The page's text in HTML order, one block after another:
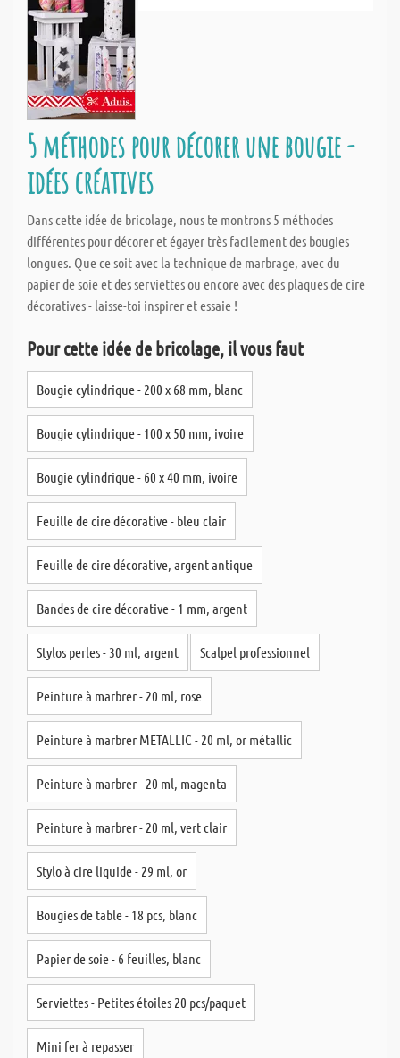
5 méthodes pour décorer une bougie -
idées créatives
Dans cette idée de bricolage, nous te montrons 5 méthodes
différentes pour décorer et égayer très facilement des bougies
longues. Que ce soit avec la technique de marbrage, avec du
papier de soie et des serviettes ou encore avec des plaques de cire
décoratives - laisse-toi inspirer et essaie !
Pour cette idée de bricolage, il vous faut
Bougie cylindrique - 200 x 68 mm, blanc
Bougie cylindrique - 100 x 50 mm, ivoire
Bougie cylindrique - 60 x 40 mm, ivoire
Feuille de cire décorative - bleu clair
Feuille de cire décorative, argent antique
Bandes de cire décorative - 1 mm, argent
Stylos perles - 30 ml, argent Scalpel professionnel
Peinture à marbrer - 20 ml, rose
Peinture à marbrer METALLIC - 20 ml, or métallic
Peinture à marbrer - 20 ml, magenta
Peinture à marbrer - 20 ml, vert clair
Stylo à cire liquide - 29 ml, or
Bougies de table - 18 pcs, blanc
Papier de soie - 6 feuilles, blanc
Serviettes - Petites étoiles 20 pcs/paquet
Mini fer à repasser